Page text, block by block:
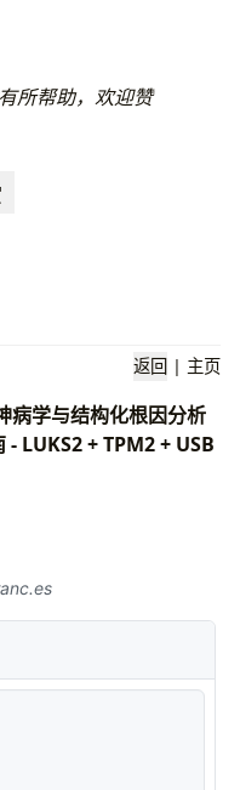
所帮助，欢迎赞
返回 | 主页
病学与结构化根因分析
LUKS2 + TPM2 + USB